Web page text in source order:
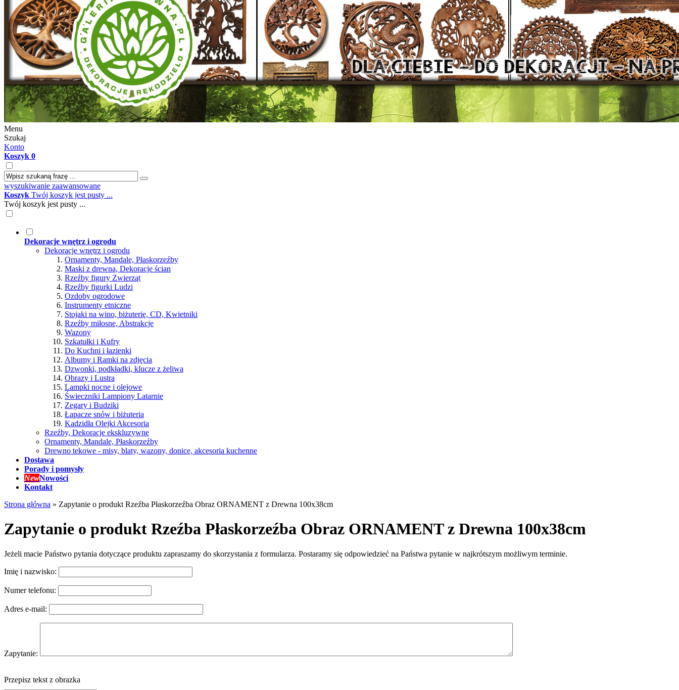
Menu
Szukaj
Konto
Koszyk 0
wyszukiwanie zaawansowane
Koszyk Twój koszyk jest pusty ...
Twój koszyk jest pusty ...
Dekoracje wnętrz i ogrodu
Dekoracje wnętrz i ogrodu
Ornamenty, Mandale, Płaskorzeźby
Maski z drewna, Dekoracje ścian
Rzeźby figury Zwierząt
Rzeźby figurki Ludzi
Ozdoby ogrodowe
Instrumenty etniczne
Stojaki na wino, biżuterię, CD, Kwietniki
Rzeźby miłosne, Abstrakcje
Wazony
Szkatułki i Kufry
Do Kuchni i łazienki
Albumy i Ramki na zdjęcia
Dzwonki, podkładki, klucze z żeliwa
Obrazy i Lustra
Lampki nocne i olejowe
Świeczniki Lampiony Latarnie
Zegary i Budziki
Łapacze snów i biżuteria
Kadzidła Olejki Akcesoria
Rzeźby, Dekoracje ekskluzywne
Ornamenty, Mandale, Płaskorzeźby
Drewno tekowe - misy, blaty, wazony, donice, akcesoria kuchenne
Dostawa
Porady i pomysły
NewNowości
Kontakt
Strona główna » Zapytanie o produkt Rzeźba Płaskorzeźba Obraz ORNAMENT z Drewna 100x38cm
Zapytanie o produkt Rzeźba Płaskorzeźba Obraz ORNAMENT z Drewna 100x38cm
Jeżeli macie Państwo pytania dotyczące produktu zapraszamy do skorzystania z formularza. Postaramy się odpowiedzieć na Państwa pytanie w najkrótszym możliwym terminie.
Imię i nazwisko:
Numer telefonu:
Adres e-mail:
Zapytanie:
Przepisz tekst z obrazka